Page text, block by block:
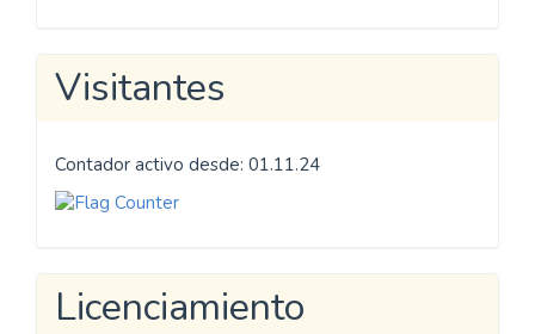
Visitantes
Contador activo desde: 01.11.24
Licenciamiento